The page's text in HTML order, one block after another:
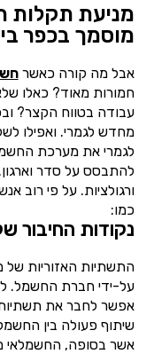
מניעת תקלות
מוסמך בכפר
אבל מה קורה כאשר
חמורות מאוד? כאלו
עבודה בטווח הקצר?
מחדש לגמרי. ואפילו
לגמרי את מערכת
להתבסס על סדר וארגון.
ורגולציות. על פי רוב
כמו:
נקודות
התשתיות האזוריות
על-ידי חברת החשמל.
אפשר לחבר את
שיתוף פעולה בין
אשר בסופה, החשמלאי